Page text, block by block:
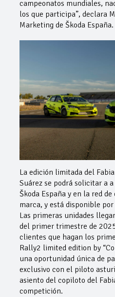
campeonatos mundiales,
los que participa”, declara
Marketing de Škoda España.
La edición limitada del
Suárez se podrá solicitar a
Škoda España y en la red
marca, y está disponible
Las primeras unidades
del primer trimestre de
clientes que hagan los
Rally2 limited edition by
una oportunidad única de
exclusivo con el piloto
asiento del copiloto del
competición.